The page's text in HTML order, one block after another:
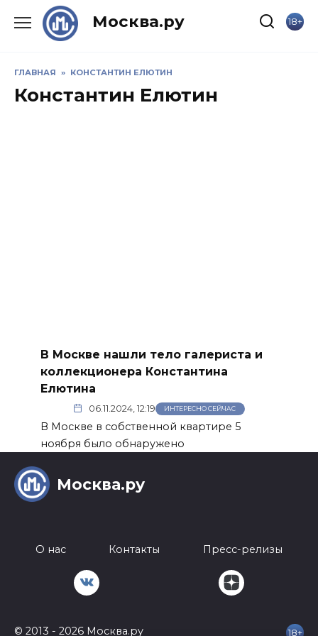
Москва.ру 18+
ГЛАВНАЯ » КОНСТАНТИН ЕЛЮТИН
Константин Елютин
В Москве нашли тело галериста и
коллекционера Константина
Елютина
06.11.2024, 12:19 ИНТЕРЕСНО СЕЙЧАС
В Москве в собственной квартире 5
ноября было обнаружено
Москва.ру
О нас Контакты Пресс-релизы
© 2013 - 2026 Москва.ру 18+